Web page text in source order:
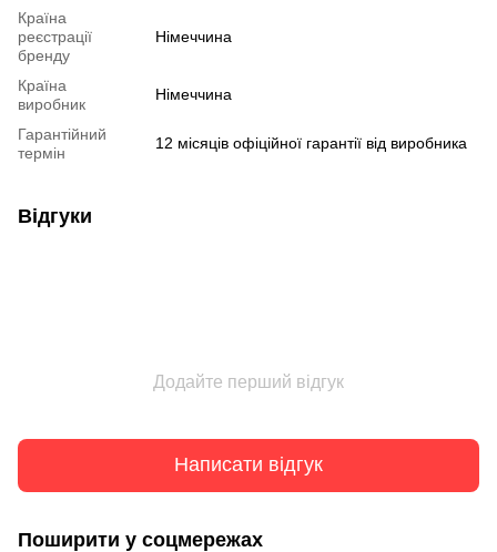
Країна
реєстрації
бренду
Німеччина
Країна
виробник
Німеччина
Гарантійний
термін
12 місяців офіційної гарантії від виробника
Відгуки
Додайте перший відгук
Написати відгук
Поширити у соцмережах